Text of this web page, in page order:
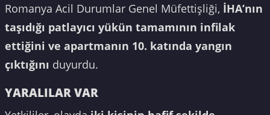
Romanya Acil Durumlar Genel Müfettişliği, İHA’nın
taşıdığı patlayıcı yükün tamamının infilak
ettiğini ve apartmanın 10. katında yangın
çıktığını duyurdu.
YARALILAR VAR